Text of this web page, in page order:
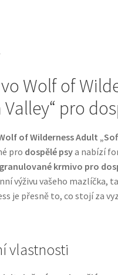
Wolf of
Valley“ pro
of Wilderness Adult
pro dospělé psya nabízí
granulované krmivo pro
výživu vašeho mazlíčka,
je přesně to, co stojí za
vlastnosti